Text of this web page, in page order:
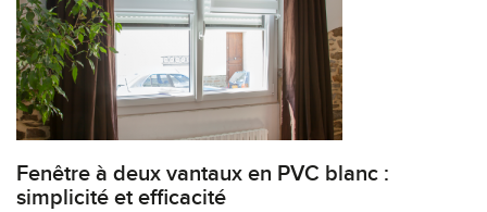
Fenêtre à deux vantaux en PVC blanc :
simplicité et efficacité